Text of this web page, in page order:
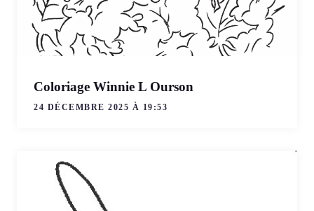
Coloriage Winnie L Ourson
24 DÉCEMBRE 2025 À 19:53